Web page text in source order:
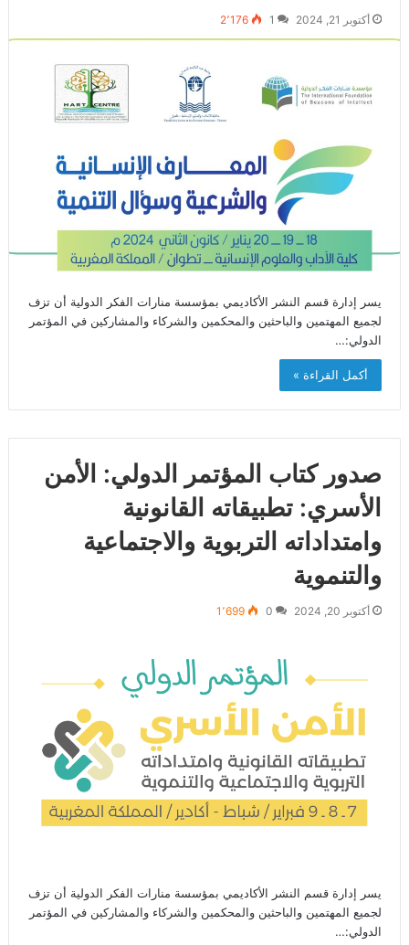
أكتوبر 21, 2024 1 2٬176
يسر إدارة قسم النشر الأكاديمي بمؤسسة منارات الفكر الدولية أن تزف
لجميع المهتمين والباحثين والمحكمين والشركاء والمشاركين في المؤتمر
الدولي:…
أكمل القراءة »
صدور كتاب المؤتمر الدولي: الأمن
الأسري: تطبيقاته القانونية
وامتداداته التربوية والاجتماعية
والتنموية
أكتوبر 20, 2024 0 1٬699
يسر إدارة قسم النشر الأكاديمي بمؤسسة منارات الفكر الدولية أن تزف
لجميع المهتمين والباحثين والمحكمين والشركاء والمشاركين في المؤتمر
الدولي:…